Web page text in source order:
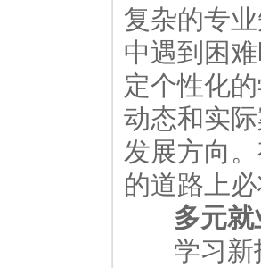
复杂的专
中遇到困
定个性化
动态和实
发展方向
的道路上
多元
学习新技